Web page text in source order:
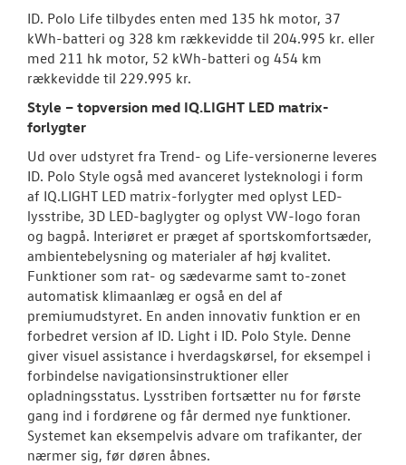
ID. Polo Life tilbydes enten med 135 hk motor, 37
kWh-batteri og 328 km rækkevidde til 204.995 kr. eller
med 211 hk motor, 52 kWh-batteri og 454 km
rækkevidde til 229.995 kr.
Style – topversion med IQ.LIGHT LED matrix-
forlygter
Ud over udstyret fra Trend- og Life-versionerne leveres
ID. Polo Style også med avanceret lysteknologi i form
af IQ.LIGHT LED matrix-forlygter med oplyst LED-
lysstribe, 3D LED-baglygter og oplyst VW-logo foran
og bagpå. Interiøret er præget af sportskomfortsæder,
ambientebelysning og materialer af høj kvalitet.
Funktioner som rat- og sædevarme samt to-zonet
automatisk klimaanlæg er også en del af
premiumudstyret. En anden innovativ funktion er en
forbedret version af ID. Light i ID. Polo Style. Denne
giver visuel assistance i hverdagskørsel, for eksempel i
forbindelse navigationsinstruktioner eller
opladningsstatus. Lysstriben fortsætter nu for første
gang ind i fordørene og får dermed nye funktioner.
Systemet kan eksempelvis advare om trafikanter, der
nærmer sig, før døren åbnes.